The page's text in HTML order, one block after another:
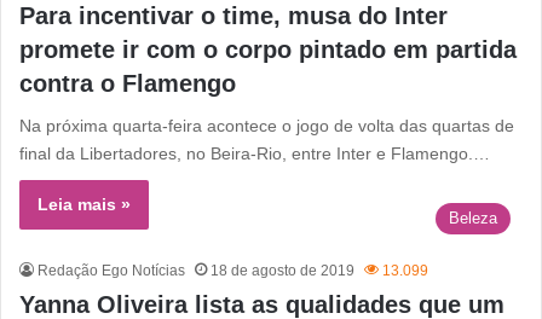
Para incentivar o time, musa do Inter
promete ir com o corpo pintado em partida
contra o Flamengo
Na próxima quarta-feira acontece o jogo de volta das quartas de
final da Libertadores, no Beira-Rio, entre Inter e Flamengo.…
Leia mais »
Beleza
Redação Ego Notícias 18 de agosto de 2019 13.099
Yanna Oliveira lista as qualidades que um